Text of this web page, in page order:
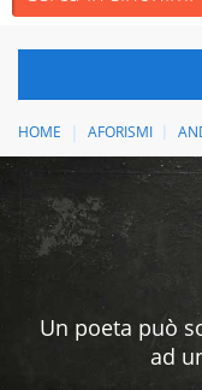
HOME AFORISMI
Un poeta può
ad